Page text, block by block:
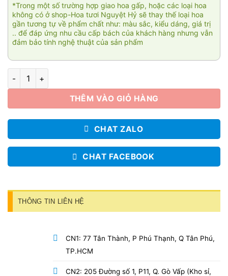
*Trong một số trường hợp giao hoa gấp, hoặc các loại hoa
không có ở shop-Hoa tươi Nguyệt Hỷ sẽ thay thế loại hoa
gần tương tự về phẩm chất như: màu sắc, kiểu dáng, giá trị
.. để đáp ứng nhu cầu cấp bách của khách hàng nhưng vẫn
đảm bảo tính nghệ thuật của sản phẩm
Hoa mặt trời số lượng
THÊM VÀO GIỎ HÀNG
CHAT ZALO
CHAT FACEBOOK
THÔNG TIN LIÊN HỆ
CN1: 77 Tân Thành, P Phú Thạnh, Q Tân Phú,
TP.HCM
CN2: 205 Đường số 1, P11, Q. Gò Vấp (Kho sỉ,